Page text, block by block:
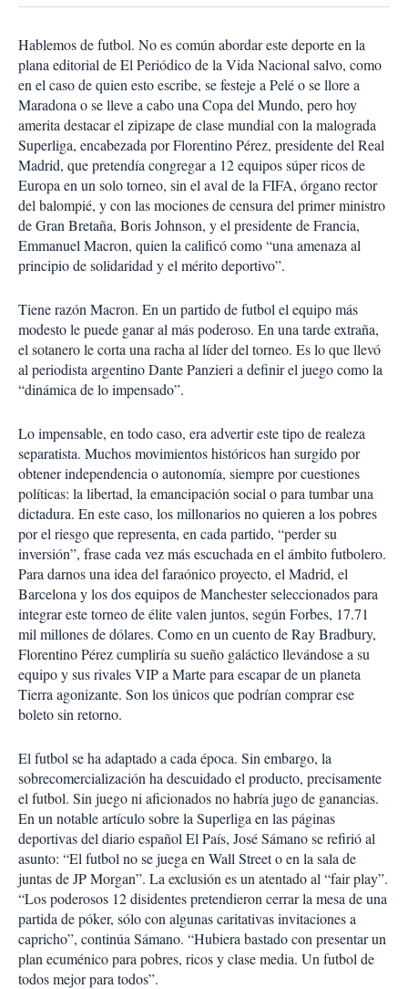
o
m
p
a
r
t
i
r
Hablemos de futbol. No es común abordar este deporte en la
plana editorial de El Periódico de la Vida Nacional salvo, como
en el caso de quien esto escribe, se festeje a Pelé o se llore a
Maradona o se lleve a cabo una Copa del Mundo, pero hoy
amerita destacar el zipizape de clase mundial con la malograda
Superliga, encabezada por Florentino Pérez, presidente del Real
Madrid, que pretendía congregar a 12 equipos súper ricos de
Europa en un solo torneo, sin el aval de la FIFA, órgano rector
del balompié, y con las mociones de censura del primer ministro
de Gran Bretaña, Boris Johnson, y el presidente de Francia,
Emmanuel Macron, quien la calificó como “una amenaza al
principio de solidaridad y el mérito deportivo”.
Tiene razón Macron. En un partido de futbol el equipo más
modesto le puede ganar al más poderoso. En una tarde extraña,
el sotanero le corta una racha al líder del torneo. Es lo que llevó
al periodista argentino Dante Panzieri a definir el juego como la
“dinámica de lo impensado”.
Lo impensable, en todo caso, era advertir este tipo de realeza
separatista. Muchos movimientos históricos han surgido por
obtener independencia o autonomía, siempre por cuestiones
políticas: la libertad, la emancipación social o para tumbar una
dictadura. En este caso, los millonarios no quieren a los pobres
por el riesgo que representa, en cada partido, “perder su
inversión”, frase cada vez más escuchada en el ámbito futbolero.
Para darnos una idea del faraónico proyecto, el Madrid, el
Barcelona y los dos equipos de Manchester seleccionados para
integrar este torneo de élite valen juntos, según Forbes, 17.71
mil millones de dólares. Como en un cuento de Ray Bradbury,
Florentino Pérez cumpliría su sueño galáctico llevándose a su
equipo y sus rivales VIP a Marte para escapar de un planeta
Tierra agonizante. Son los únicos que podrían comprar ese
boleto sin retorno.
El futbol se ha adaptado a cada época. Sin embargo, la
sobrecomercialización ha descuidado el producto, precisamente
el futbol. Sin juego ni aficionados no habría jugo de ganancias.
En un notable artículo sobre la Superliga en las páginas
deportivas del diario español El País, José Sámano se refirió al
asunto: “El futbol no se juega en Wall Street o en la sala de
juntas de JP Morgan”. La exclusión es un atentado al “fair play”.
“Los poderosos 12 disidentes pretendieron cerrar la mesa de una
partida de póker, sólo con algunas caritativas invitaciones a
capricho”, continúa Sámano. “Hubiera bastado con presentar un
plan ecuménico para pobres, ricos y clase media. Un futbol de
todos mejor para todos”.